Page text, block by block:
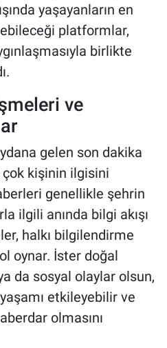
yaşayanların en
platformlar,
birlikte
ve
gelen son dakika
çok kişinin ilgisini
genellikle şehrin
ilgili anında bilgi akışı
halkı bilgilendirme
oynar. İster doğal
da sosyal olaylar olsun,
etkileyebilir ve
olmasını